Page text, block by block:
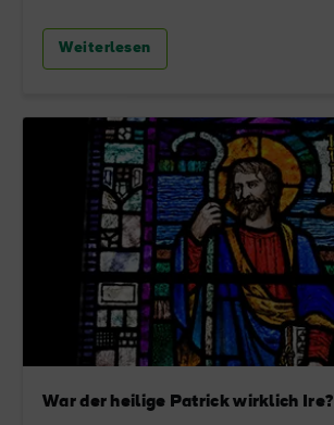
Weiterlesen
War der heilige Patrick wirklich Ire?